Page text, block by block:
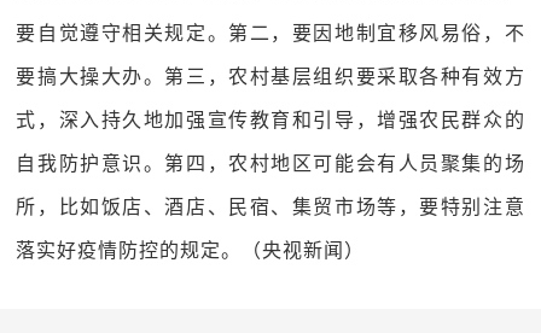
要自觉遵守相关规定。第二，要因地制宜移风易俗，不
要搞大操大办。第三，农村基层组织要采取各种有效方
式，深入持久地加强宣传教育和引导，增强农民群众的
自我防护意识。第四，农村地区可能会有人员聚集的场
所，比如饭店、酒店、民宿、集贸市场等，要特别注意
落实好疫情防控的规定。（央视新闻）